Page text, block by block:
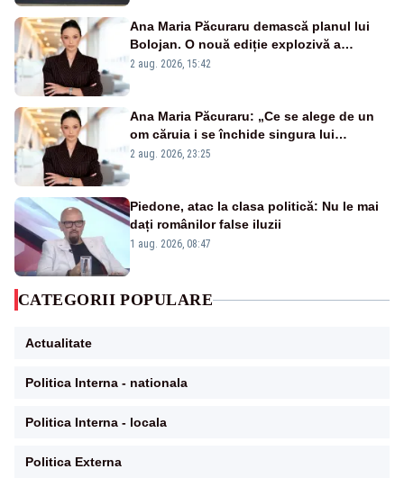
Ana Maria Păcuraru demască planul lui
Bolojan. O nouă ediție explozivă a
emisiunii „Miza Zilei” la Realitatea PLUS
2 aug. 2026, 15:42
Ana Maria Păcuraru: „Ce se alege de un
om căruia i se închide singura lui
portiță?”
2 aug. 2026, 23:25
Piedone, atac la clasa politică: Nu le mai
dați românilor false iluzii
1 aug. 2026, 08:47
CATEGORII POPULARE
Actualitate
Politica Interna - nationala
Politica Interna - locala
Politica Externa